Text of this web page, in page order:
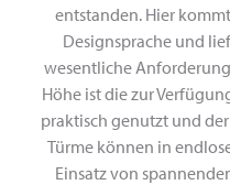
entstanden. Hier
Designsprache und
wesentliche
Höhe ist die zur
praktisch genutzt und
Türme können in
Einsatz von